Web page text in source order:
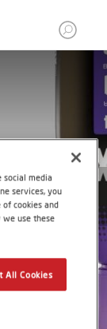
social media
services, you
cookies and
we use these
All Cookies